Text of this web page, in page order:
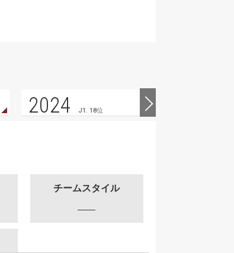
2024 J1. 18位
チームスタイル